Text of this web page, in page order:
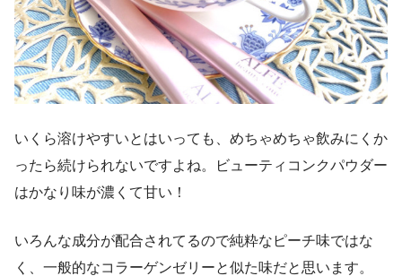
いくら溶けやすいとはいっても、めちゃめちゃ飲みにくか
ったら続けられないですよね。ビューティコンクパウダー
はかなり味が濃くて甘い！
いろんな成分が配合されてるので純粋なピーチ味ではな
く、一般的なコラーゲンゼリーと似た味だと思います。